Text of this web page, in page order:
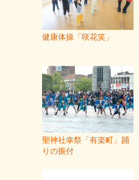
健康体操「咲花笑」
聖神社幸祭「有楽町」踊
りの振付